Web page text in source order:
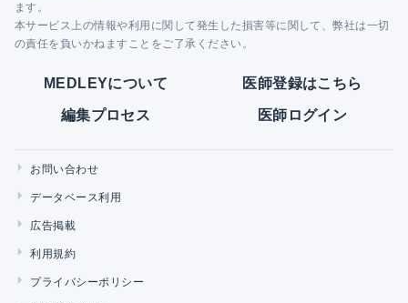
ます。
本サービス上の情報や利用に関して発生した損害等に関して、弊社は一切
の責任を負いかねますことをご了承ください。
MEDLEYについて 医師登録はこちら
編集プロセス 医師ログイン
お問い合わせ
データベース利用
広告掲載
利用規約
プライバシーポリシー